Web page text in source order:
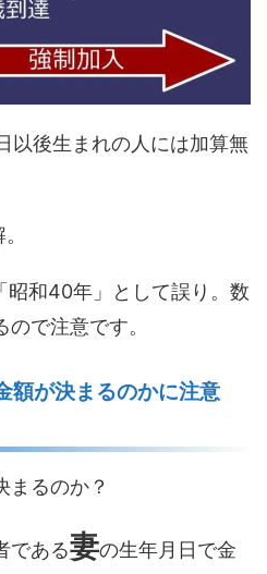
以後生まれの人には加算無
和40年」として誤り。数
で注意です。
が決まるのかに注意
まるのか？
である妻の生年月日で金